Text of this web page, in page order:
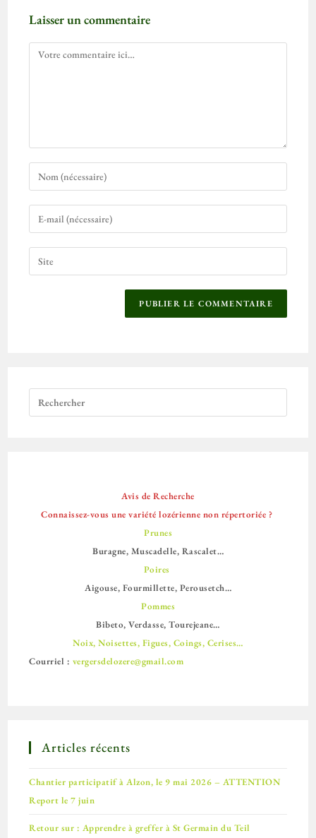
Laisser un commentaire
Avis de Recherche
Connaissez-vous une variété lozérienne non répertoriée ?
Prunes
Buragne, Muscadelle, Rascalet…
Poires
Aigouse, Fourmillette, Perousetch…
Pommes
Bibeto, Verdasse, Tourejeane…
Noix, Noisettes, Figues, Coings, Cerises…
Courriel : vergersdelozere@gmail.com
Articles récents
Chantier participatif à Alzon, le 9 mai 2026 – ATTENTION
Report le 7 juin
Retour sur : Apprendre à greffer à St Germain du Teil